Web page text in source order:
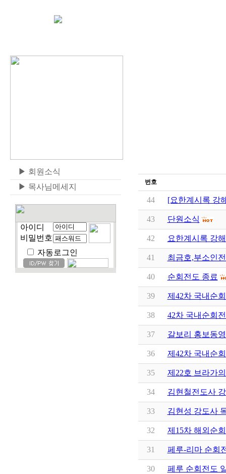
▶ 회원소식
▶ 목사님메세지
아이디
비밀번호
자동로그인
번호
44 [요한계시록 강
43 단원소식
42 요한계시록 강
41 최금호,부소인
40 순회전도 종료
39 제42차 국내순
38 42차 국내순회
37 갈보리 홍보동
36 제42차 국내순
35 제22호 브라가
34 김현철전도사
33 김현성 강도사
32 제15차 해외순
31 페루-리마 순회
30 페루 순회전도